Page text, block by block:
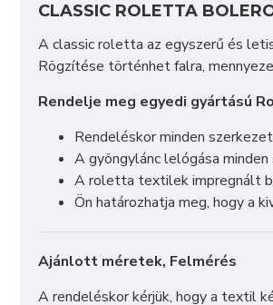
CLASSIC ROLETTA
A classic roletta az egyszerű és
Rögzítése történhet falra,
Rendelje meg egyedi gyártású
Rendeléskor minden
A gyöngylánc lelógása
A roletta textilek impregnált
Ön határozhatja meg, hogy a
Ajánlott méretek, Felmérés
A rendeléskor kérjük, hogy a textil